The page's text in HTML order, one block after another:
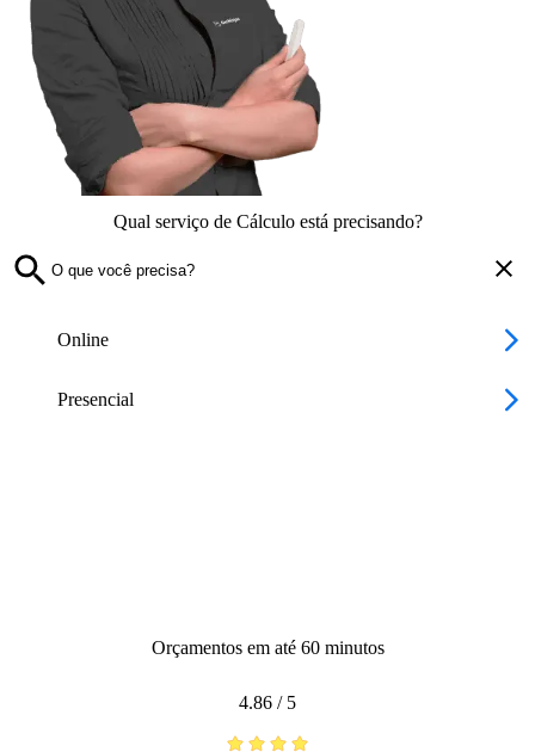
Qual serviço de Cálculo está precisando?
Online
Presencial
Orçamentos em até 60 minutos
4.86 / 5